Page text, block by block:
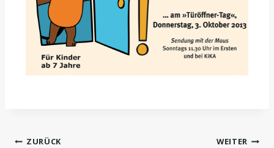
ZURÜCK WEITER